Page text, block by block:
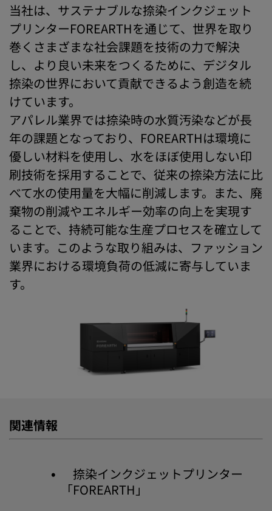
当社は、サステナブルな捺染インクジェット
プリンターFOREARTHを通じて、世界を取り
巻くさまざまな社会課題を技術の力で解決
し、より良い未来をつくるために、デジタル
捺染の世界において貢献できるよう創造を続
けています。
アパレル業界では捺染時の水質汚染などが長
年の課題となっており、FOREARTHは環境に
優しい材料を使用し、水をほぼ使用しない印
刷技術を採用することで、従来の捺染方法に比
べて水の使用量を大幅に削減します。また、廃
棄物の削減やエネルギー効率の向上を実現す
ることで、持続可能な生産プロセスを確立して
います。このような取り組みは、ファッション
業界における環境負荷の低減に寄与していま
す。
関連情報
捺染インクジェットプリンター
「FOREARTH」